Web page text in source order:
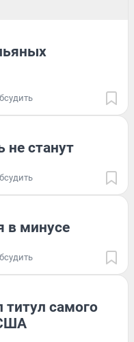
не станут
в минусе
титул самого